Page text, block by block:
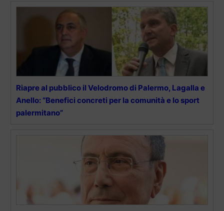
Riapre al pubblico il Velodromo di Palermo, Lagalla e
Anello: “Benefici concreti per la comunità e lo sport
palermitano”